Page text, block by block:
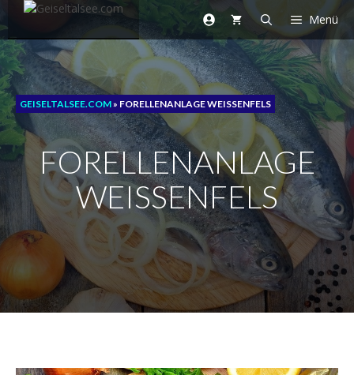
Zum
Inhalt
springen
Menü
GEISELTALSEE.COM» FORELLENANLAGE WEISSENFELS
FORELLENANLAGE
WEISSENFELS